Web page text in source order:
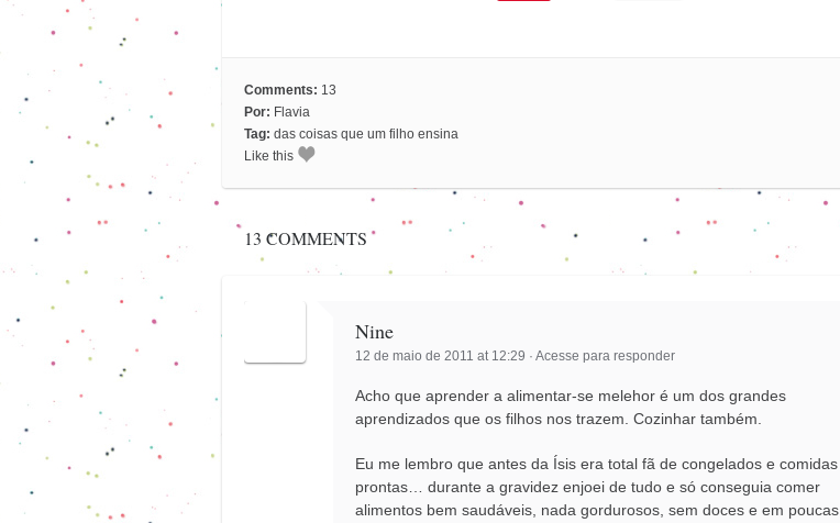
Comments: 13
Por: Flavia
Tag: das coisas que um filho ensina
Like this
13 COMMENTS
Nine
12 de maio de 2011 at 12:29 ·Acesse para responder
Acho que aprender a alimentar-se melehor é um dos grandes
aprendizados que os filhos nos trazem. Cozinhar também.
Eu me lembro que antes da Ísis era total fã de congelados e comidas
prontas… durante a gravidez enjoei de tudo e só conseguia comer
alimentos bem saudáveis, nada gordurosos, sem doces e em poucas